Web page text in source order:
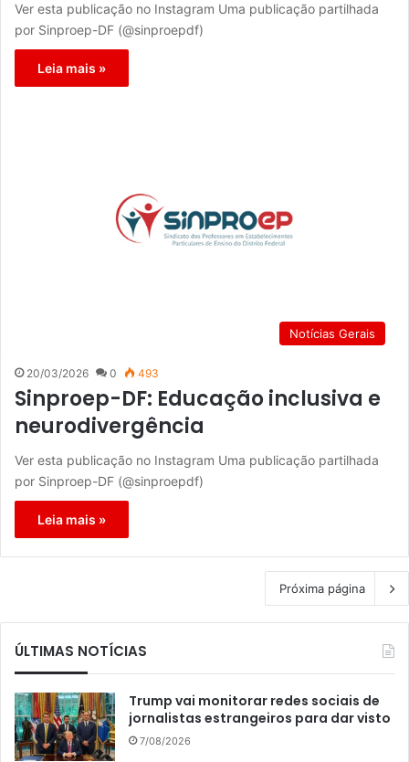
Ver esta publicação no Instagram Uma publicação partilhada
por Sinproep-DF (@sinproepdf)
Leia mais »
Notícias Gerais
20/03/2026 0 493
Sinproep-DF: Educação inclusiva e
neurodivergência
Ver esta publicação no Instagram Uma publicação partilhada
por Sinproep-DF (@sinproepdf)
Leia mais »
Próxima página
ÚLTIMAS NOTÍCIAS
Trump vai monitorar redes sociais de
jornalistas estrangeiros para dar visto
7/08/2026